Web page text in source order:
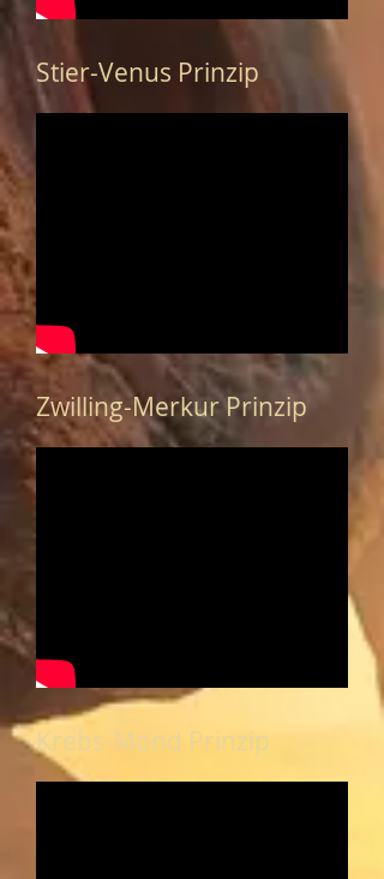
Stier-Venus Prinzip
Zwilling-Merkur Prinzip
Krebs-Mond Prinzip